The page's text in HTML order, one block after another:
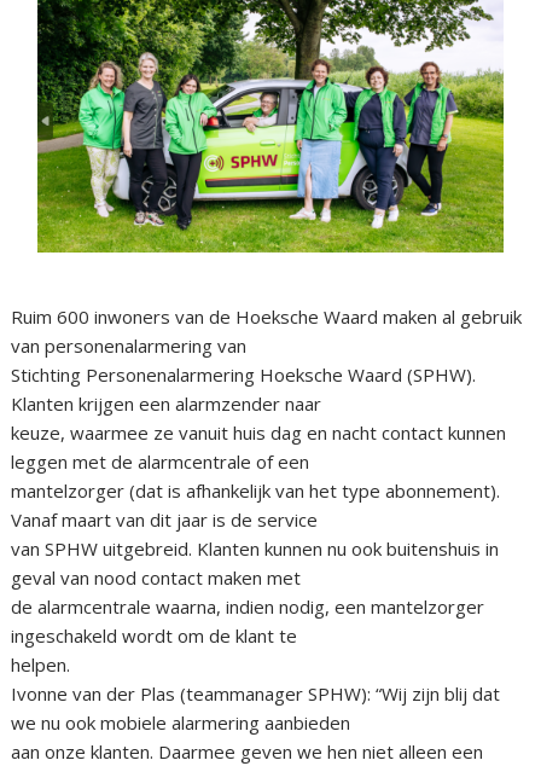
Ruim 600 inwoners van de Hoeksche Waard maken al gebruik
van personenalarmering van
Stichting Personenalarmering Hoeksche Waard (SPHW).
Klanten krijgen een alarmzender naar
keuze, waarmee ze vanuit huis dag en nacht contact kunnen
leggen met de alarmcentrale of een
mantelzorger (dat is afhankelijk van het type abonnement).
Vanaf maart van dit jaar is de service
van SPHW uitgebreid. Klanten kunnen nu ook buitenshuis in
geval van nood contact maken met
de alarmcentrale waarna, indien nodig, een mantelzorger
ingeschakeld wordt om de klant te
helpen.
Ivonne van der Plas (teammanager SPHW): “Wij zijn blij dat
we nu ook mobiele alarmering aanbieden
aan onze klanten. Daarmee geven we hen niet alleen een